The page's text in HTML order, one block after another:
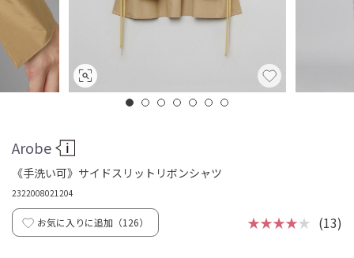
Arobe
《手洗い可》サイドスリットリボンシャツ
2322008021204
お気に入りに追加（126） ★★★★★ (13)